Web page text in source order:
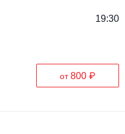
19:30
от800 ₽